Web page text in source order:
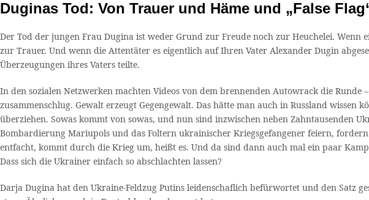
Duginas Tod: Von Trauer und Häme und „False
Der Tod der jungen Frau Dugina ist weder Grund zur Freude noch zur Heuchelei.
zur Trauer. Und wenn die Attentäter es eigentlich auf Ihren Vater Alexander Dugin
Überzeugungen ihres Vaters teilte.
In den sozialen Netzwerken machten Videos von dem brennenden Autowrack die
zusammenschlug. Gewalt erzeugt Gegengewalt. Das hätte man auch in Russland
überziehen. Sowas kommt von sowas, und nun sind inzwischen neben Zahntausenden
Bombardierung Mariupols und das Foltern ukrainischer Kriegsgefangener feiern,
entfacht, kommt durch die Krieg um, heißt es. Und da sind dann auch mal ein paar
Dass sich die Ukrainer einfach so abschlachten lassen?
Darja Dugina hat den Ukraine-Feldzug Putins leidenschaflich befürwortet und den Satz